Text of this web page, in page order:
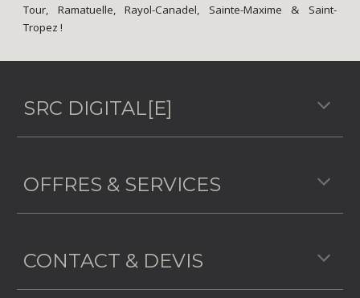
Tour, Ramatuelle,Rayol-Canadel, Sainte-Maxime & Saint-
Tropez !
SRC DIGITAL[E]
OFFRES & SERVICES
CONTACT & DEVIS